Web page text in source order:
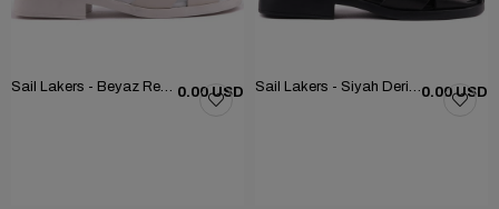
Sail Lakers - Beyaz Renk Deri Tokalı Kadın Sandalet 294-097 0.00 USD Sail Lakers - Siyah Deri Tokalı Kadın Sandalet 294-0970.00 USD